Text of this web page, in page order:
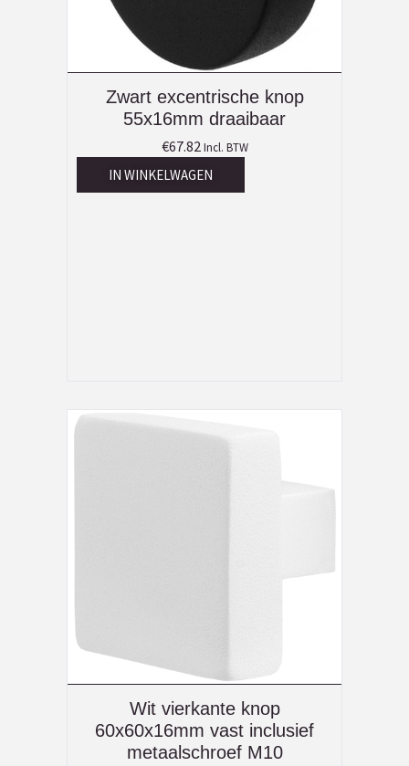
Zwart excentrische knop
55x16mm draaibaar
€67.82 Incl. BTW
IN WINKELWAGEN
Wit vierkante knop
60x60x16mm vast inclusief
metaalschroef M10